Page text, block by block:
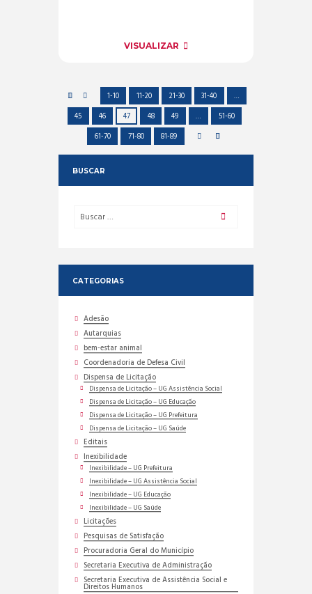
VISUALIZAR
1-10 11-20 21-30 31-40
…
45
46 47 48 49 …
51-60
61-70
71-80 81-89
BUSCAR
CATEGORIAS
Adesão
Autarquias
bem-estar animal
Coordenadoria de Defesa Civil
Dispensa de Licitação
Dispensa de Licitação – UG Assistência Social
Dispensa de Licitação – UG Educação
Dispensa de Licitação – UG Prefeitura
Dispensa de Licitação – UG Saúde
Editais
Inexibilidade
Inexibilidade – UG Prefeitura
Inexibilidade – UG Assistência Social
Inexibilidade – UG Educação
Inexibilidade – UG Saúde
Licitações
Pesquisas de Satisfação
Procuradoria Geral do Município
Secretaria Executiva de Administração
Secretaria Executiva de Assistência Social e
Direitos Humanos